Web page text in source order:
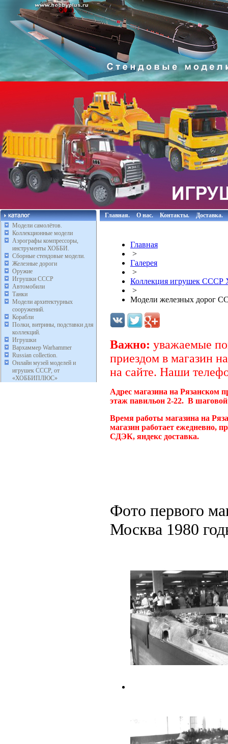
Модели самолётов.
Коллекционные модели
Аэрографы компрессоры,
инструменты ХОББИ.
Сборные стендовые модели.
Железные дороги
Оружие
Игрушки СССР
Автомобили
Танки
Модели архитектурных
сооружений.
Корабли
Полки, витрины, подставки для
коллекций.
Игрушки
Вархаммер Warhammer
Russian collection.
Онлайн музей моделей и
игрушек СССР, от
«ХОББИПЛЮС»
Главная. О нас. Контакты. Доставка.
Главная
>
Галерея
>
Коллекция игрушек
>
Модели железных дорог
Важно: уважаемые
приездом в магазин
на сайте. Наши
Адрес магазина на Рязанском
этаж павильон 2-22. В
Время работы магазина на
магазин работает ежедневно,
СДЭК, яндекс доставка.
Фото первого
Москва 1980